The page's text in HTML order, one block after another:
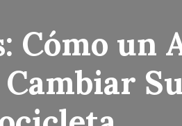
Cómo un
Cambiar